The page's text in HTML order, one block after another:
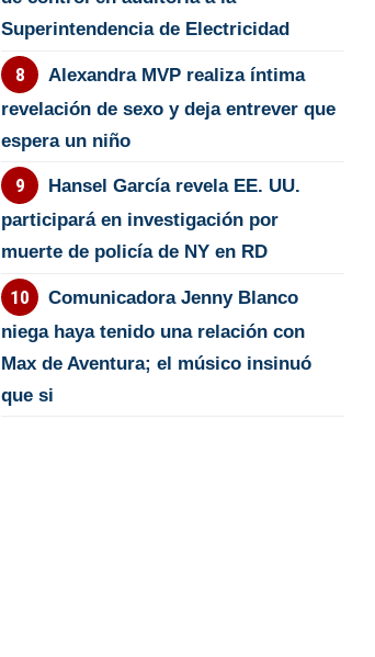
Superintendencia de Electricidad
Alexandra MVP realiza íntima
revelación de sexo y deja entrever que
espera un niño
Hansel García revela EE. UU.
participará en investigación por
muerte de policía de NY en RD
Comunicadora Jenny Blanco
niega haya tenido una relación con
Max de Aventura; el músico insinuó
que si